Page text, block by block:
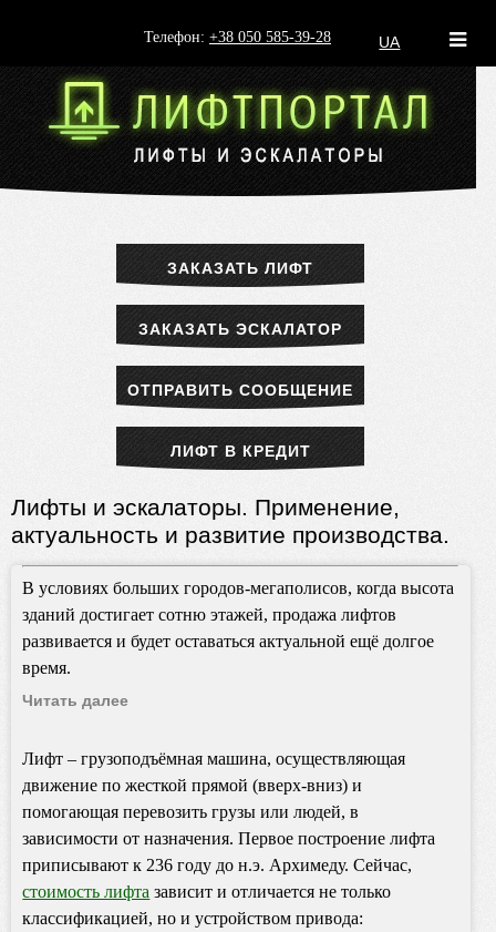
Телефон: +38 050 585-39-28 UA
ЗАКАЗАТЬ ЛИФТ
ЗАКАЗАТЬ ЭСКАЛАТОР
ОТПРАВИТЬ СООБЩЕНИЕ
ЛИФТ В КРЕДИТ
Лифты и эскалаторы. Применение,
актуальность и развитие производства.
В условиях больших городов-мегаполисов, когда высота
зданий достигает сотню этажей, продажа лифтов
развивается и будет оставаться актуальной ещё долгое
время.
Читать далее
Лифт – грузоподъёмная машина, осуществляющая
движение по жесткой прямой (вверх-вниз) и
помогающая перевозить грузы или людей, в
зависимости от назначения. Первое построение лифта
приписывают к 236 году до н.э. Архимеду. Сейчас,
стоимость лифта зависит и отличается не только
классификацией, но и устройством привода: